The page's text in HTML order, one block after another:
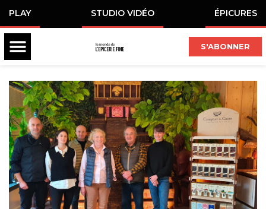
PLAY STUDIO VIDÉO ÉPICURES
S'ABONNER